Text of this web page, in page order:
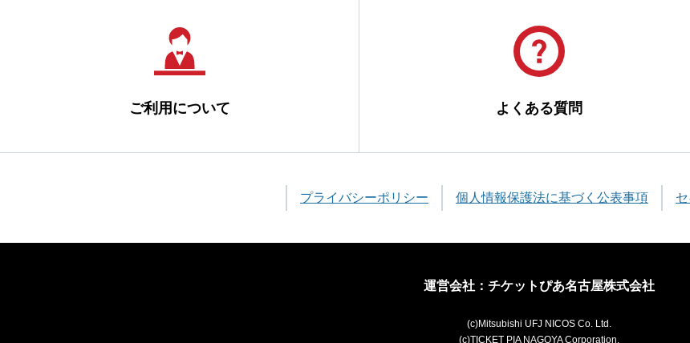
ご利用について よくある質問
プライバシーポリシー 個人情報保護法に基づく公表事項
運営会社：チケットぴあ名古屋株式会社
(c)Mitsubishi UFJ NICOS Co. Ltd.
(c)TICKET PIA NAGOYA Corporation.